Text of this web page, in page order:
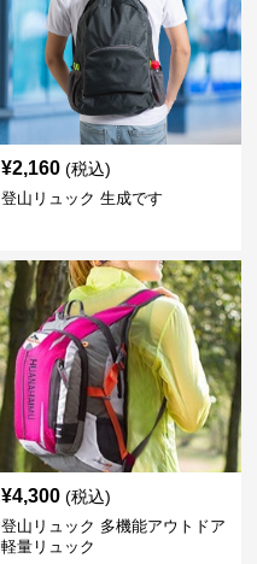
¥2,160 (税込)
登山リュック 生成です
¥4,300 (税込)
登山リュック 多機能アウトドア
軽量リュック